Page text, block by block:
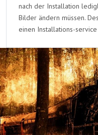
nach der Installation
Bilder ändern müssen.
einen Installations-service